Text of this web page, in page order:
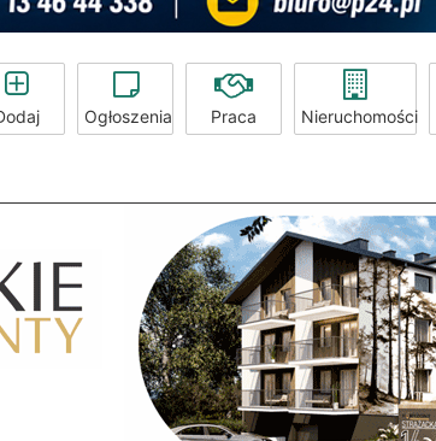
Ogłoszenia Praca Nieruchomości